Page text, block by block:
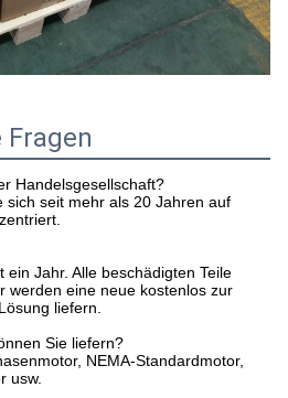
Handelsgesellschaft?
sich seit mehr als 20 Jahren auf
Jahr. Alle beschädigten Teile
werden eine neue kostenlos zur
liefern.
Sie liefern?
NEMA-Standardmotor,
usw.